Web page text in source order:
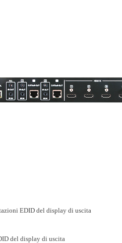
EDID del display di uscita
del display di uscita